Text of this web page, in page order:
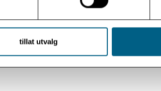
tillat utvalg
ustabilitet relatert til komplekse traumer og
strukturert tilnærming når det gjelder heling
med å håndtere dissosiasjon og PTSD-
og relasjonsvansker, sier Jepsen.
programmet er utviklet av Bethany